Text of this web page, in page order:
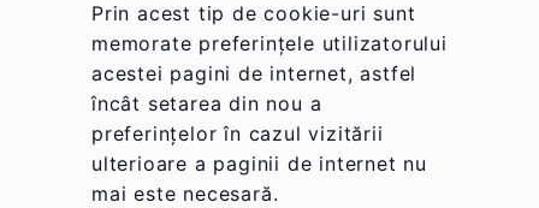
Prin acest tip de cookie-uri sunt
memorate preferințele utilizatorului
acestei pagini de internet, astfel
încât setarea din nou a
preferințelor în cazul vizitării
ulterioare a paginii de internet nu
mai este necesară.